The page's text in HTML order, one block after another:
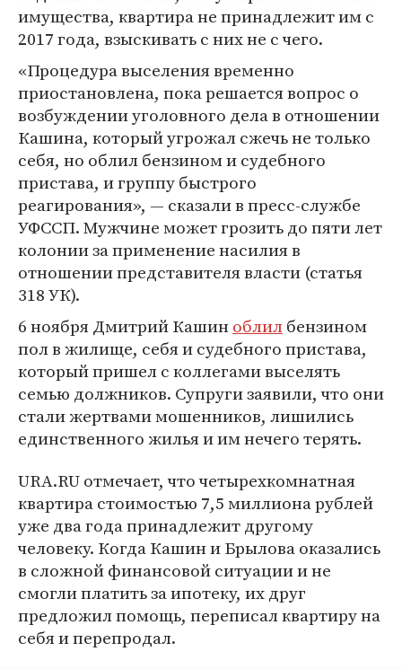
имущества, квартира не принадлежит им с
2017 года, взыскивать с них не с чего.
«Процедура выселения временно
приостановлена, пока решается вопрос о
возбуждении уголовного дела в отношении
Кашина, который угрожал сжечь не только
себя, но облил бензином и судебного
пристава, и группу быстрого
реагирования», — сказали в пресс-службе
УФССП. Мужчине может грозить до пяти лет
колонии за применение насилия в
отношении представителя власти (статья
318 УК).
6 ноября Дмитрий Кашиноблилбензином
пол в жилище, себя и судебного пристава,
который пришел с коллегами выселять
семью должников. Супруги заявили, что они
стали жертвами мошенников, лишились
единственного жилья и им нечего терять.
URA.RU отмечает, что четырехкомнатная
квартира стоимостью 7,5 миллиона рублей
уже два года принадлежит другому
человеку. Когда Кашин и Брылова оказались
в сложной финансовой ситуации и не
смогли платить за ипотеку, их друг
предложил помощь, переписал квартиру на
себя и перепродал.